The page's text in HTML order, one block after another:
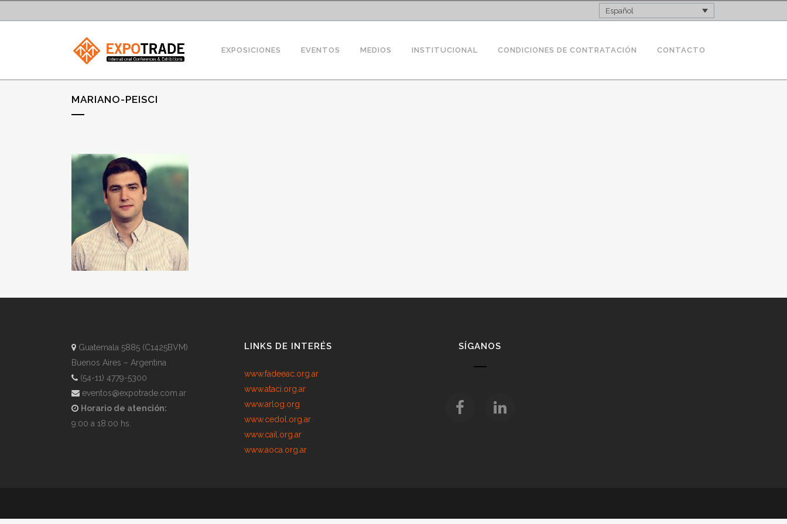
Español
EXPOSICIONES EVENTOS MEDIOS INSTITUCIONAL CONDICIONES DE CONTRATACIÓN CONTACTO
MARIANO-PEISCI
Guatemala 5885 (C1425BVM)
Buenos Aires – Argentina
(54-11) 4779-5300
eventos@expotrade.com.ar
Horario de atención:
9:00 a 18:00 hs.
LINKS DE INTERÉS
www.fadeeac.org.ar
www.ataci.org.ar
www.arlog.org
www.cedol.org.ar
www.cail.org.ar
www.aoca.org.ar
SÍGANOS